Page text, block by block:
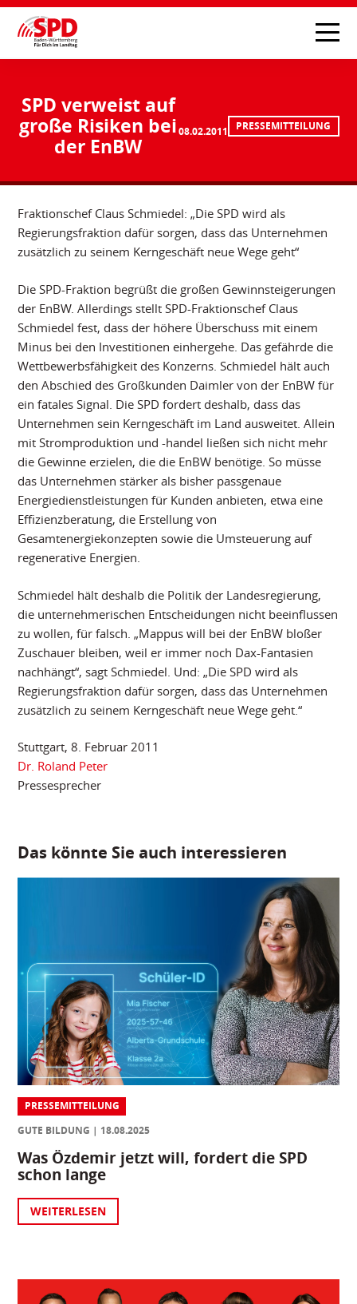
SPD verweist auf
große Risiken bei
der EnBW
08.02.2011 PRESSEMITTEILUNG
Fraktionschef Claus Schmiedel: „Die SPD wird als
Regierungsfraktion dafür sorgen, dass das Unternehmen
zusätzlich zu seinem Kerngeschäft neue Wege geht“
Die SPD-Fraktion begrüßt die großen Gewinnsteigerungen
der EnBW. Allerdings stellt SPD-Fraktionschef Claus
Schmiedel fest, dass der höhere Überschuss mit einem
Minus bei den Investitionen einhergehe. Das gefährde die
Wettbewerbsfähigkeit des Konzerns. Schmiedel hält auch
den Abschied des Großkunden Daimler von der EnBW für
ein fatales Signal. Die SPD fordert deshalb, dass das
Unternehmen sein Kerngeschäft im Land ausweitet. Allein
mit Stromproduktion und -handel ließen sich nicht mehr
die Gewinne erzielen, die die EnBW benötige. So müsse
das Unternehmen stärker als bisher passgenaue
Energiedienstleistungen für Kunden anbieten, etwa eine
Effizienzberatung, die Erstellung von
Gesamtenergiekonzepten sowie die Umsteuerung auf
regenerative Energien.
Schmiedel hält deshalb die Politik der Landesregierung,
die unternehmerischen Entscheidungen nicht beeinflussen
zu wollen, für falsch. „Mappus will bei der EnBW bloßer
Zuschauer bleiben, weil er immer noch Dax-Fantasien
nachhängt“, sagt Schmiedel. Und: „Die SPD wird als
Regierungsfraktion dafür sorgen, dass das Unternehmen
zusätzlich zu seinem Kerngeschäft neue Wege geht.“
Stuttgart, 8. Februar 2011
Dr. Roland Peter
Pressesprecher
Das könnte Sie auch interessieren
PRESSEMITTEILUNG
GUTE BILDUNG
18.08.2025
Was Özdemir jetzt will, fordert die SPD
schon lange
WEITERLESEN